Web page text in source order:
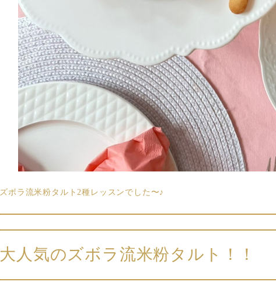
ズボラ流米粉タルト2種レッスンでした〜♪
大人気のズボラ流米粉タルト！！